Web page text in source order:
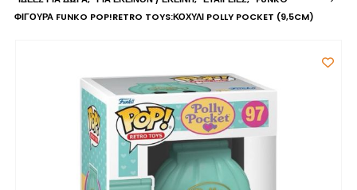
ΦΙΓΟΎΡΑ FUNKO POP!RETRO TOYS:ΚΟΧΎΛΙ POLLY POCKET (9,5CM)